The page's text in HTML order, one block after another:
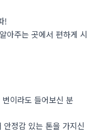
!
아주는 곳에서 편하게 시
이라도 들어보신 분
정감 있는 톤을 가지신